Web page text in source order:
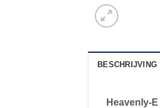
BESCHRIJVING
Heavenly-E